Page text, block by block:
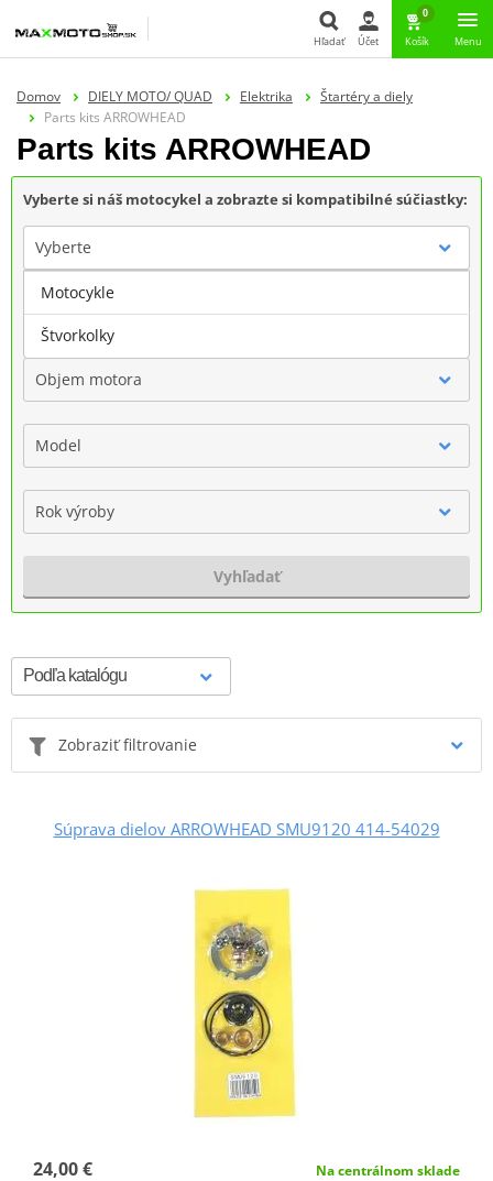
Hľadať
Hľadať Účet
0
Košík Menu
Domov DIELY MOTO/ QUAD Elektrika
Štartéry a diely
Parts kits ARROWHEAD
Parts kits ARROWHEAD
Vyberte si náš motocykel a zobrazte si kompatibilné súčiastky:
Vyberte
Značka
Objem motora
Model
Rok výroby
Vyhľadať
Zobraziť filtrovanie
Súprava dielov ARROWHEAD SMU9120 414-54029
24,00 € Na centrálnom sklade
Motocykle
Štvorkolky